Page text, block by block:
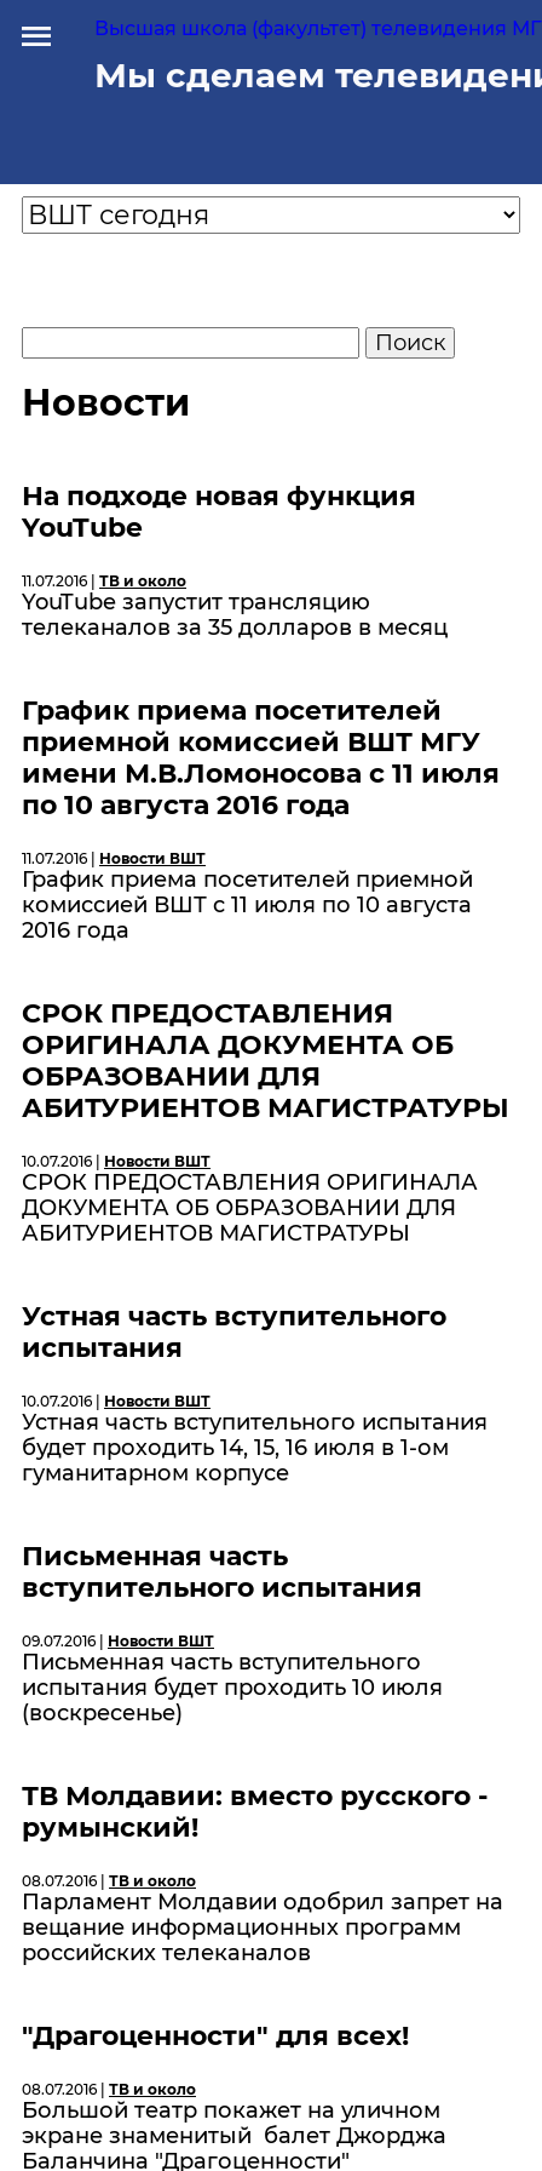
Высшая школа (факультет) телевидения
Мы сделаем
Новости
На подходе новая функция
YouTube
11.07.2016 | ТВ и около
YouTube запустит трансляцию
телеканалов за 35 долларов в месяц
График приема посетителей
приемной комиссией ВШТ МГУ
имени М.В.Ломоносова c 11 июля
по 10 августа 2016 года
11.07.2016 | Новости ВШТ
График приема посетителей приемной
комиссией ВШТ c 11 июля по 10 августа
2016 года
СРОК ПРЕДОСТАВЛЕНИЯ
ОРИГИНАЛА ДОКУМЕНТА ОБ
ОБРАЗОВАНИИ ДЛЯ
АБИТУРИЕНТОВ МАГИСТРАТУРЫ
10.07.2016 | Новости ВШТ
СРОК ПРЕДОСТАВЛЕНИЯ ОРИГИНАЛА
ДОКУМЕНТА ОБ ОБРАЗОВАНИИ ДЛЯ
АБИТУРИЕНТОВ МАГИСТРАТУРЫ
Устная часть вступительного
испытания
10.07.2016 | Новости ВШТ
Устная часть вступительного испытания
будет проходить 14, 15, 16 июля в 1-ом
гуманитарном корпусе
Письменная часть
вступительного испытания
09.07.2016 | Новости ВШТ
Письменная часть вступительного
испытания будет проходить 10 июля
(воскресенье)
ТВ Молдавии: вместо русского -
румынский!
08.07.2016 | ТВ и около
Парламент Молдавии одобрил запрет на
вещание информационных программ
российских телеканалов
"Драгоценности" для всех!
08.07.2016 | ТВ и около
Большой театр покажет на уличном
экране знаменитый балет Джорджа
Баланчина "Драгоценности"